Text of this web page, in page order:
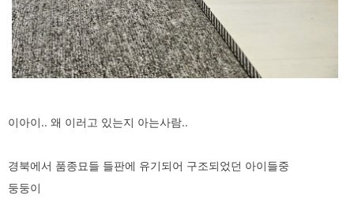
이아이.. 왜 이러고 있는지 아는사람..
경북에서 품종묘들 들판에 유기되어 구조되었던 아이들중
둥둥이